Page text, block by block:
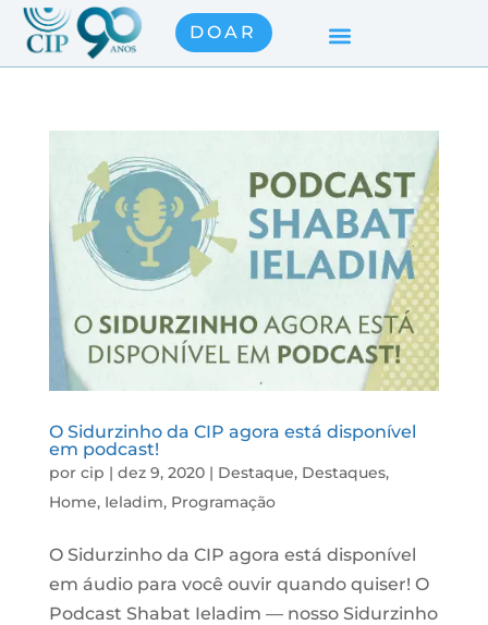
DOAR
O Sidurzinho da CIP agora está disponível
em podcast!
por cip | dez 9, 2020| Destaque, Destaques,
Home, Ieladim, Programação
O Sidurzinho da CIP agora está disponível
em áudio para você ouvir quando quiser! O
Podcast Shabat Ieladim — nosso Sidurzinho